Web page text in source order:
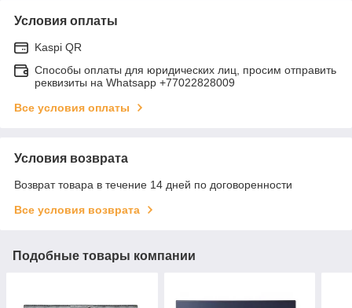
Условия оплаты
Kaspi QR
Способы оплаты для юридических лиц, просим отправить
реквизиты на Whatsapp +77022828009
Все условия оплаты
Условия возврата
Возврат товара в течение 14 дней по договоренности
Все условия возврата
Подобные товары компании